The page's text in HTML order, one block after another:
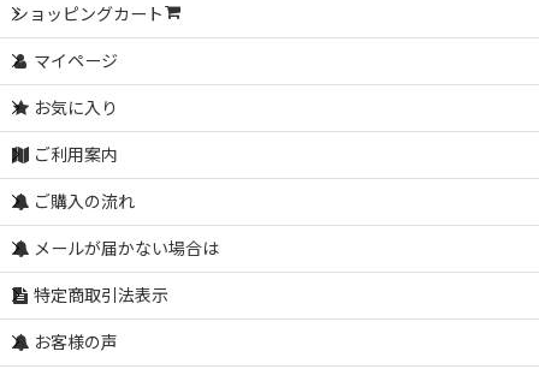
ショッピングカート
マイページ
お気に入り
ご利用案内
ご購入の流れ
メールが届かない場合は
特定商取引法表示
お客様の声